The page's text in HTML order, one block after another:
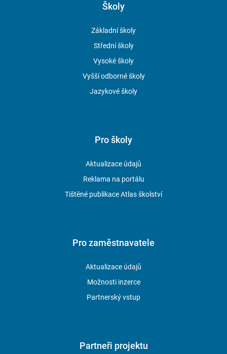
Školy
Základní školy
Střední školy
Vysoké školy
Vyšší odborné školy
Jazykové školy
Pro školy
Aktualizace údajů
Reklama na portálu
Tištěné publikace Atlas školství
Pro zaměstnavatele
Aktualizace údajů
Možnosti inzerce
Partnerský vstup
Partneři projektu